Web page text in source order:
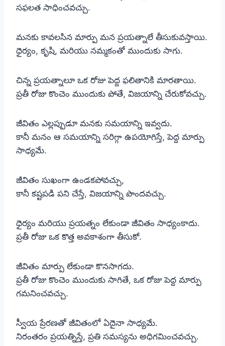
సఫలత సాధించవచ్చు.
మనకు కావలసిన మార్పు మన ప్రయత్నాలే తీసుకువస్తాయి.
ధైర్యం, కృషి, మరియు నమ్మకంతో ముందుకు సాగు.
చిన్న ప్రయత్నాలూ ఒక రోజు పెద్ద ఫలితానికి మారతాయి.
ప్రతీ రోజు కొంచెం ముందుకు పోతే, విజయాన్ని చేరుకోవచ్చు.
జీవితం ఎల్లప్పుడూ మనకు సమయాన్ని ఇవ్వదు.
కానీ మనం ఆ సమయాన్ని సరిగ్గా ఉపయోగిస్తే, పెద్ద మార్పు
సాధ్యమే.
జీవితం సుఖంగా ఉండకపోవచ్చు,
కానీ కష్టపడి పని చేస్తే, విజయాన్ని పొందవచ్చు.
ధైర్యం మరియు ప్రయత్నం లేకుండా జీవితం సాధ్యంకాదు.
ప్రతీ రోజు ఒక కొత్త అవకాశంగా తీసుకో.
జీవితం మార్పు లేకుండా కొనసాగదు.
ప్రతీ రోజు కొంచెం ముందుకు సాగితే, ఒక రోజు పెద్ద మార్పు
గమనించవచ్చు.
స్వీయ ప్రేరణతో జీవితంలో ఏదైనా సాధ్యమే.
నిరంతరం ప్రయత్నిస్తే, ప్రతి సమస్యను అధిగమించవచ్చు.